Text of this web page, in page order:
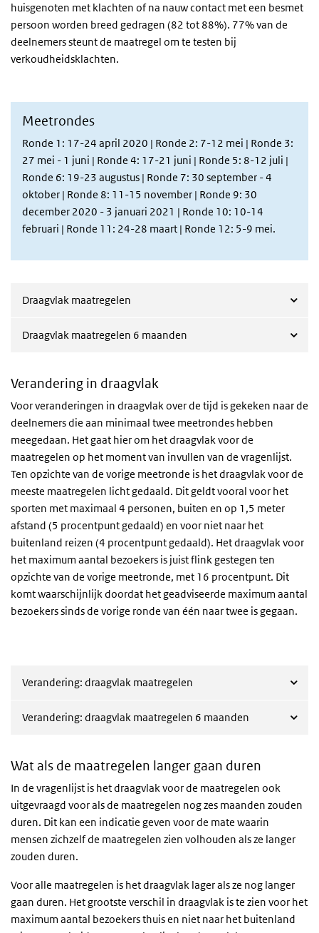
huisgenoten met klachten of na nauw contact met een besmet
persoon worden breed gedragen (82 tot 88%). 77% van de
deelnemers steunt de maatregel om te testen bij
verkoudheidsklachten.
Meetrondes
Ronde 1: 17-24 april 2020 | Ronde 2: 7-12 mei | Ronde 3:
27 mei - 1 juni | Ronde 4: 17-21 juni | Ronde 5: 8-12 juli |
Ronde 6: 19-23 augustus | Ronde 7: 30 september - 4
oktober | Ronde 8: 11-15 november | Ronde 9: 30
december 2020 - 3 januari 2021 | Ronde 10: 10-14
februari | Ronde 11: 24-28 maart | Ronde 12: 5-9 mei.
Draagvlak maatregelen
Draagvlak maatregelen 6 maanden
Verandering in draagvlak
Voor veranderingen in draagvlak over de tijd is gekeken naar de
deelnemers die aan minimaal twee meetrondes hebben
meegedaan. Het gaat hier om het draagvlak voor de
maatregelen op het moment van invullen van de vragenlijst.
Ten opzichte van de vorige meetronde is het draagvlak voor de
meeste maatregelen licht gedaald. Dit geldt vooral voor het
sporten met maximaal 4 personen, buiten en op 1,5 meter
afstand (5 procentpunt gedaald) en voor niet naar het
buitenland reizen (4 procentpunt gedaald). Het draagvlak voor
het maximum aantal bezoekers is juist flink gestegen ten
opzichte van de vorige meetronde, met 16 procentpunt. Dit
komt waarschijnlijk doordat het geadviseerde maximum aantal
bezoekers sinds de vorige ronde van één naar twee is gegaan.
Verandering: draagvlak maatregelen
Verandering: draagvlak maatregelen 6 maanden
Wat als de maatregelen langer gaan duren
In de vragenlijst is het draagvlak voor de maatregelen ook
uitgevraagd voor als de maatregelen nog zes maanden zouden
duren. Dit kan een indicatie geven voor de mate waarin
mensen zichzelf de maatregelen zien volhouden als ze langer
zouden duren.
Voor alle maatregelen is het draagvlak lager als ze nog langer
gaan duren. Het grootste verschil in draagvlak is te zien voor het
maximum aantal bezoekers thuis en niet naar het buitenland